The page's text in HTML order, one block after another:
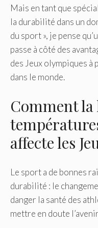
Mais en tant que
la durabilité dans un
du sport », je pense
passe à côté des
des Jeux olympiques
dans le monde.
Comment la
affecte les
Le sport a de bonnes
durabilité : le
danger la santé des
mettre en doute